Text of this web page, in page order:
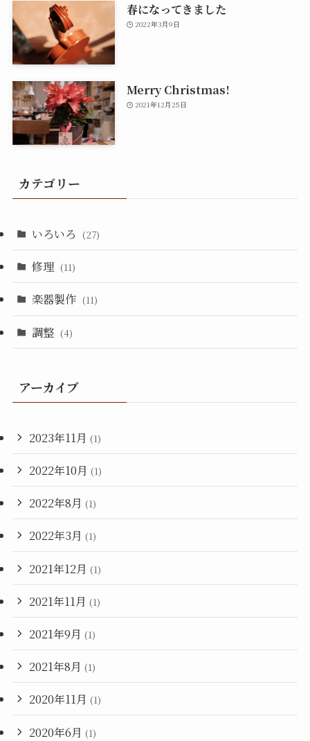
春になってきました
2022年3月9日
Merry Christmas!
2021年12月25日
カテゴリー
いろいろ (27)
修理 (11)
楽器製作 (11)
調整 (4)
アーカイブ
2023年11月 (1)
2022年10月 (1)
2022年8月 (1)
2022年3月 (1)
2021年12月 (1)
2021年11月 (1)
2021年9月 (1)
2021年8月 (1)
2020年11月 (1)
2020年6月 (1)